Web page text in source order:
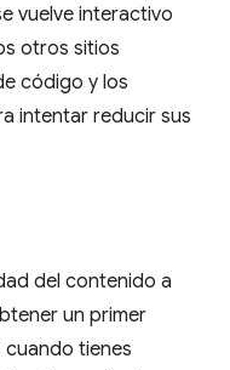
vuelve interactivo
otros sitios
código y los
intentar reducir sus
del contenido a
un primer
tienes